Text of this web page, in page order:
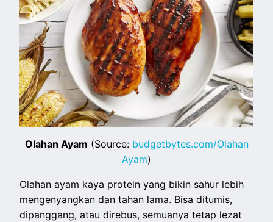
Olahan Ayam (Source: budgetbytes.com/Olahan
Ayam)
Olahan ayam kaya protein yang bikin sahur lebih
mengenyangkan dan tahan lama. Bisa ditumis,
dipanggang, atau direbus, semuanya tetap lezat